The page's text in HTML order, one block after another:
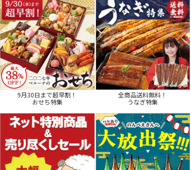
9月30日まで超早割！
おせち特集
全商品送料無料！
うなぎ特集